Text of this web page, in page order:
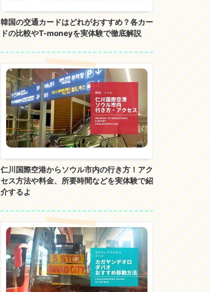
韓国の交通カードはどれがおすすめ？各カー
ドの比較やT-moneyを実体験で徹底解説
仁川国際空港からソウル市内の行き方！アク
セス方法や料金、所要時間などを実体験で紹
介するよ